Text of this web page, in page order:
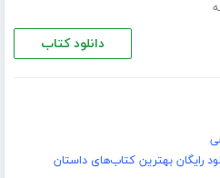
دانلود کتاب
رایگان بهترین کتاب‌های داستان